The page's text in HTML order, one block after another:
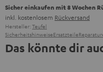
Sicher einkaufen mit 8 Wochen
inkl. kostenlosem Rückversand
Hersteller: Teufel
SicherheitshinweiseErsatzteile
Das könnte dir